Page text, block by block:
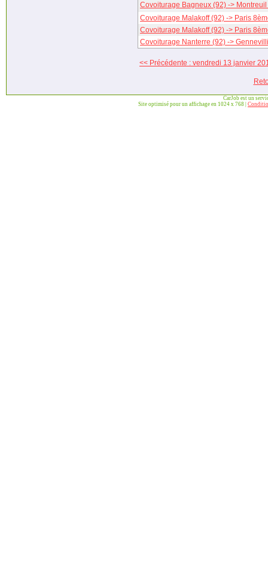
Covoiturage Bagneux (92) ->
Covoiturage Malakoff (92) -> Paris
Covoiturage Malakoff (92) -> Paris
Covoiturage Nanterre (92) ->
<< Précédente : vendredi 13 janvier
CarJob est un
Site optimisé pour un affichage en 1024 x 768 |